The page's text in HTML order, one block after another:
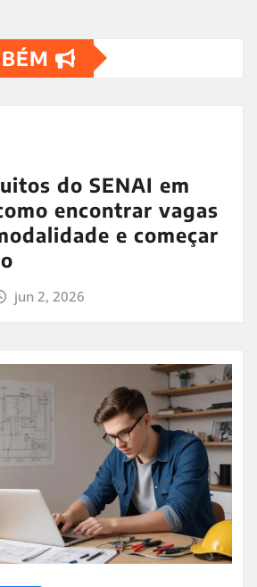
do SENAI em
encontrar vagas
e começar
jun 2, 2026